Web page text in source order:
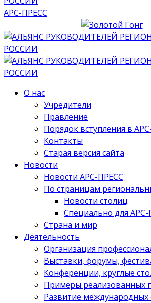
АРС-ПРЕСС
О нас
Учредители
Правление
Порядок вступления в
Контакты
Старая версия сайта
Новости
Новости АРС-ПРЕСС
По страницам
Новости столиц
Специально для
Страна и мир
Деятельность
Организация
Выставки, форумы,
Конференции, круглые
Примеры реализованных
Развитие международных